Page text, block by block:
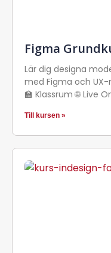
Figma
Lär dig designa
med Figma och
🏫 Klassrum 🌐 Live
Till kursen »